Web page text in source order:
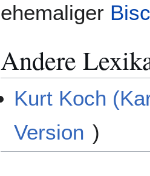
ehemaliger
Andere
Kurt Koch
Version )